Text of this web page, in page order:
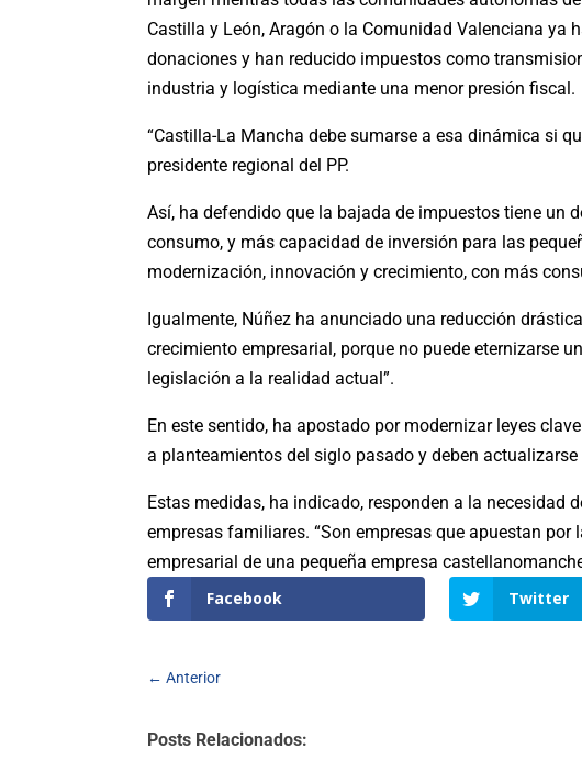
Castilla y León, Aragón o la Comunidad Valenciana ya
donaciones y han reducido impuestos como
industria y logística mediante una menor presión fiscal.
“Castilla-La Mancha debe sumarse a esa dinámica si
presidente regional del PP.
Así, ha defendido que la bajada de impuestos tiene un
consumo, y más capacidad de inversión para las
modernización, innovación y crecimiento, con más
Igualmente, Núñez ha anunciado una reducción
crecimiento empresarial, porque no puede eternizarse
legislación a la realidad actual”.
En este sentido, ha apostado por modernizar leyes
a planteamientos del siglo pasado y deben
Estas medidas, ha indicado, responden a la necesidad
empresas familiares. “Son empresas que apuestan
empresarial de una pequeña empresa
Facebook
Twitter
←Anterior
Posts Relacionados: